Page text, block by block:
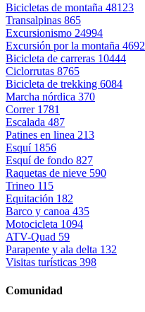
Bicicletas de montaña 48123
Transalpinas 865
Excursionismo 24994
Excursión por la montaña 4692
Bicicleta de carreras 10444
Ciclorrutas 8765
Bicicleta de trekking 6084
Marcha nórdica 370
Correr 1781
Escalada 487
Patines en linea 213
Esquí 1856
Esquí de fondo 827
Raquetas de nieve 590
Trineo 115
Equitación 182
Barco y canoa 435
Motocicleta 1094
ATV-Quad 59
Parapente y ala delta 132
Visitas turísticas 398
Comunidad